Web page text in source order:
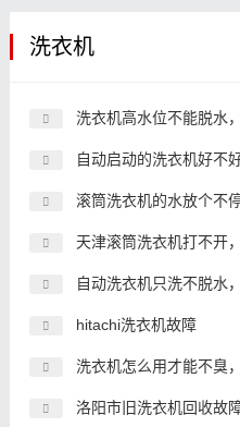
洗衣机
洗衣机高水位不能脱水
自动启动的洗衣机好不
滚筒洗衣机的水放个不
天津滚筒洗衣机打不开
自动洗衣机只洗不脱水
hitachi洗衣机故障
洗衣机怎么用才能不臭
洛阳市旧洗衣机回收故